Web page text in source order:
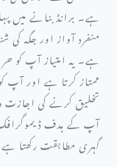
ہے۔ برانڈ بنانے میں
منفرد آواز اور جگہ کی
ہے۔ یہ امتیاز آپ کو
ممتاز کرتا ہے اور آپ
تخلیق کرنے کی اجازت
آپ کے ہدف
گہری مطابقت رکھتا